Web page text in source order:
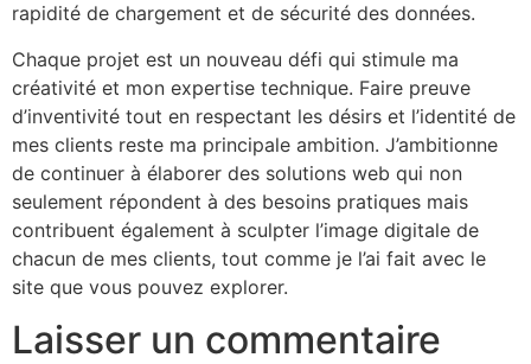
rapidité de chargement et de sécurité des données.
Chaque projet est un nouveau défi qui stimule ma
créativité et mon expertise technique. Faire preuve
d’inventivité tout en respectant les désirs et l’identité de
mes clients reste ma principale ambition. J’ambitionne
de continuer à élaborer des solutions web qui non
seulement répondent à des besoins pratiques mais
contribuent également à sculpter l’image digitale de
chacun de mes clients, tout comme je l’ai fait avec le
site que vous pouvez explorer.
Laisser un commentaire